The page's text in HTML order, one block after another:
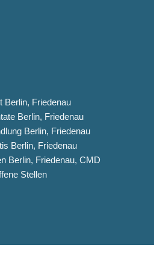
Berlin, Friedenau
Berlin, Friedenau
Berlin, Friedenau
Berlin, Friedenau
Berlin, Friedenau, CMD
Stellen